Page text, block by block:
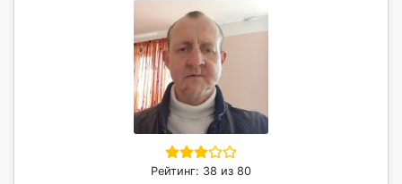
Рейтинг: 38 из 80